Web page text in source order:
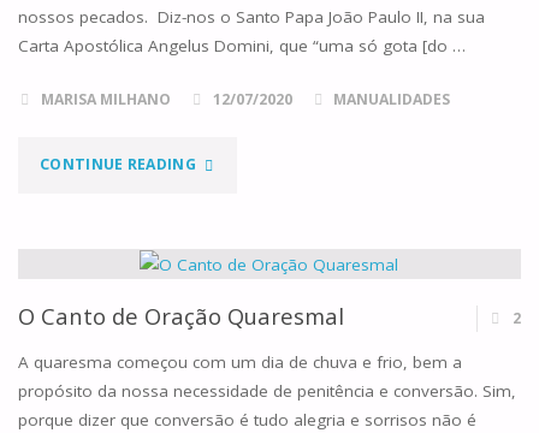
nossos pecados. Diz-nos o Santo Papa João Paulo II, na sua
Carta Apostólica Angelus Domini, que “uma só gota [do …
MARISA MILHANO 12/07/2020 MANUALIDADES
CONTINUE READING"CELEBRAR
MÊS
DO
PRECIOSO
SANGUE
O Canto de Oração Quaresmal 2
A quaresma começou com um dia de chuva e frio, bem a
propósito da nossa necessidade de penitência e conversão. Sim,
porque dizer que conversão é tudo alegria e sorrisos não é